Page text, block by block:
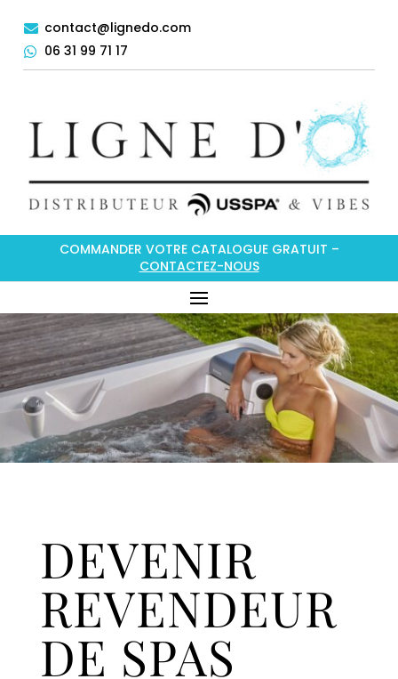
 contact@lignedo.com
 06 31 99 71 17
COMMANDER VOTRE CATALOGUE GRATUIT –
CONTACTEZ-NOUS
DEVENIR
REVENDEUR
DE SPAS